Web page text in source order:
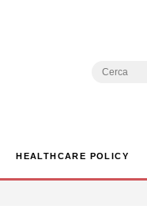
Search
HEALTHCARE POLICY